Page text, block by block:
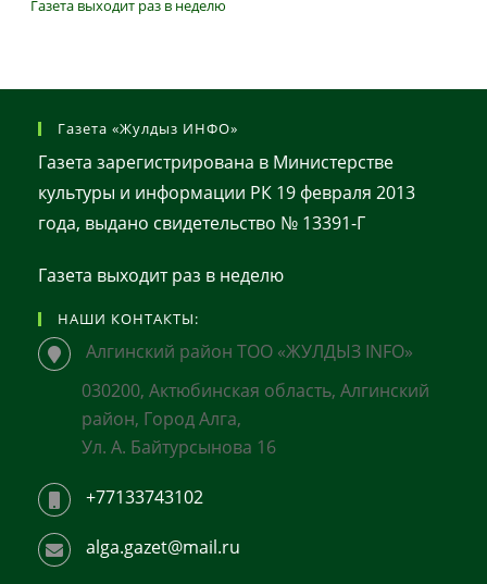
Газета выходит раз в неделю
Газета «Жулдыз ИНФО»
Газета зарегистрирована в Министерстве
культуры и информации РК 19 февраля 2013
года, выдано свидетельство № 13391-Г
Газета выходит раз в неделю
НАШИ КОНТАКТЫ:
Алгинский район ТОО «ЖУЛДЫЗ INFO»
030200, Актюбинская область, Алгинский
район, Город Алга,
Ул. А. Байтурсынова 16
+77133743102
alga.gazet@mail.ru